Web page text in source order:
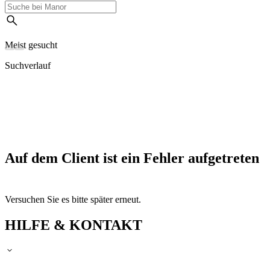
Meist gesucht
Suchverlauf
Auf dem Client ist ein Fehler aufgetreten
Versuchen Sie es bitte später erneut.
HILFE & KONTAKT